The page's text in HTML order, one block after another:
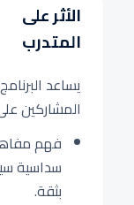
الأثر على
المتدرب
يساعد البرنامج
المشاركين
فهم
سداسية
بثقة.